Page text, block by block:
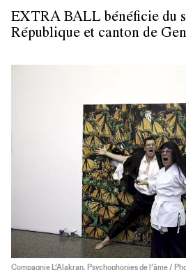
EXTRA BALL bénéficie du
République et canton de
Compagnie L’Alakran, Psychophonies de l’âme /